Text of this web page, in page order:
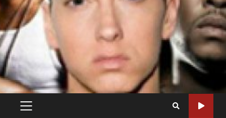
PRIMARY